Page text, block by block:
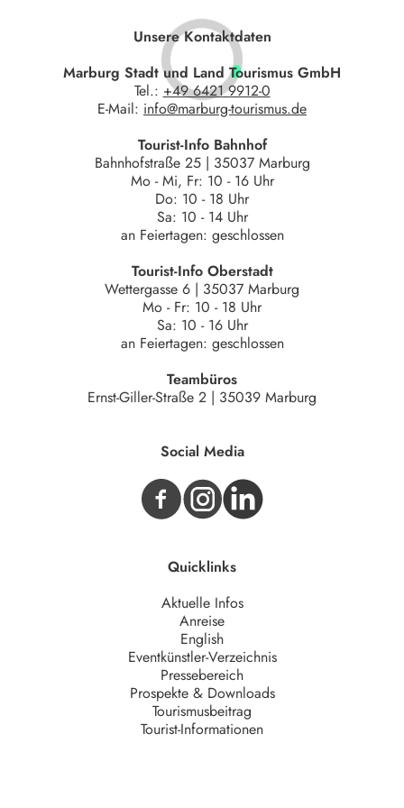
Unsere Kontaktdaten
Marburg Stadt und Land Tourismus GmbH
Tel.: +49 6421 9912-0
E-Mail: info@marburg-tourismus.de
Tourist-Info Bahnhof
Bahnhofstraße 25 | 35037 Marburg
Mo - Mi, Fr: 10 - 16 Uhr
Do: 10 - 18 Uhr
Sa: 10 - 14 Uhr
an Feiertagen: geschlossen
Tourist-Info Oberstadt
Wettergasse 6 | 35037 Marburg
Mo - Fr: 10 - 18 Uhr
Sa: 10 - 16 Uhr
an Feiertagen: geschlossen
Teambüros
Ernst-Giller-Straße 2 | 35039 Marburg
Social Media
Quicklinks
Aktuelle Infos
Anreise
English
Eventkünstler-Verzeichnis
Pressebereich
Prospekte & Downloads
Tourismusbeitrag
Tourist-Informationen